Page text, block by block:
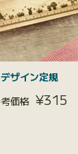
デザイン定規
¥315